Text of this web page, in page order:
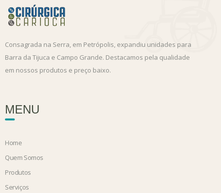
Consagrada na Serra, em Petrópolis, expandiu unidades para
Barra da Tijuca e Campo Grande. Destacamos pela qualidade
em nossos produtos e preço baixo.
MENU
Home
Quem Somos
Produtos
Serviços